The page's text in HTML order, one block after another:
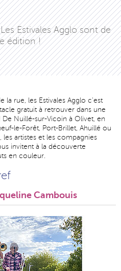
Estivales Agglo sont de
édition !
la rue, les Estivales Agglo c'est
gratuit à retrouver dans une
Nuillé-sur-Vicoin à Olivet, en
le-Forêt, Port-Brillet, Ahuillé ou
artistes et les compagnies
invitent à la découverte
en couleur.
Cambouis